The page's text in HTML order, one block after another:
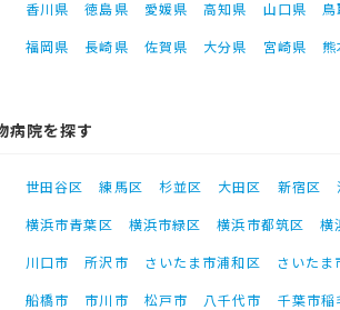
香川県 徳島県 愛媛県 高知県 山口県
福岡県 長崎県 佐賀県 大分県 宮崎県 熊
病院を探す
世田谷区 練馬区 杉並区 大田区 新宿区
横浜市青葉区 横浜市緑区 横浜市都筑区 横
川口市 所沢市 さいたま市浦和区 さいたま
船橋市 市川市 松戸市 八千代市 千葉市稲